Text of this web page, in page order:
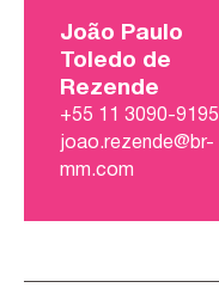
João Paulo
Toledo de
Rezende
+55 11 3090-9195
joao.rezende@br-
mm.com